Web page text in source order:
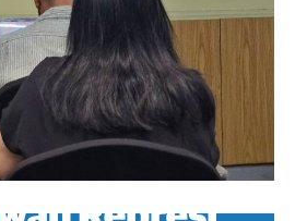
Partisipasi Publik